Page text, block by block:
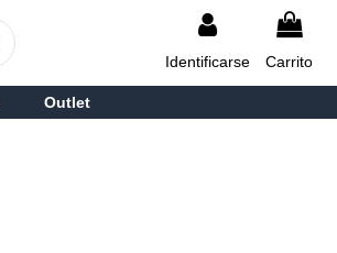
Identificarse Carrito
Outlet